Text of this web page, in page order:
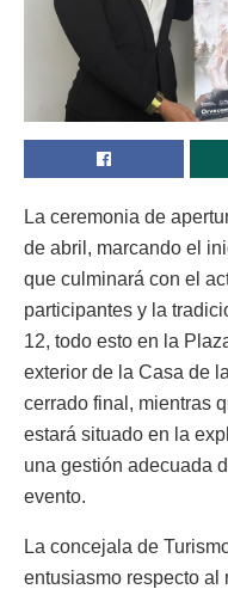
La ceremonia de
de abril, marcando el
que culminará con el
participantes y la
12, todo esto en la
exterior de la Casa de
cerrado final, mientras
estará situado en la
una gestión adecuada
evento.
La concejala de
entusiasmo respecto al